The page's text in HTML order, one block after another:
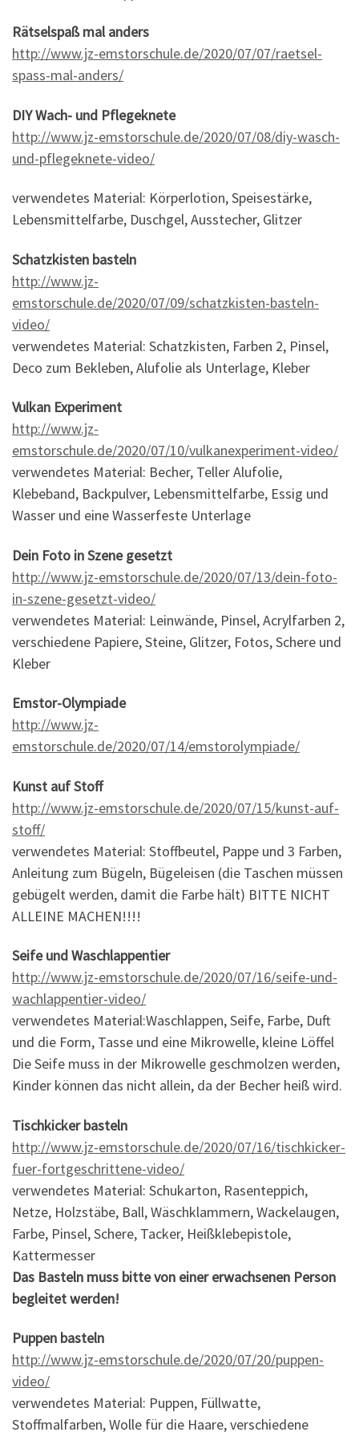
Rätselspaß mal anders
http://www.jz-emstorschule.de/2020/07/07/raetsel-
spass-mal-anders/
DIY Wach- und Pflegeknete
http://www.jz-emstorschule.de/2020/07/08/diy-wasch-
und-pflegeknete-video/
verwendetes Material: Körperlotion, Speisestärke,
Lebensmittelfarbe, Duschgel, Ausstecher, Glitzer
Schatzkisten basteln
http://www.jz-
emstorschule.de/2020/07/09/schatzkisten-basteln-
video/
verwendetes Material: Schatzkisten, Farben 2, Pinsel,
Deco zum Bekleben, Alufolie als Unterlage, Kleber
Vulkan Experiment
http://www.jz-
emstorschule.de/2020/07/10/vulkanexperiment-video/
verwendetes Material: Becher, Teller Alufolie,
Klebeband, Backpulver, Lebensmittelfarbe, Essig und
Wasser und eine Wasserfeste Unterlage
Dein Foto in Szene gesetzt
http://www.jz-emstorschule.de/2020/07/13/dein-foto-
in-szene-gesetzt-video/
verwendetes Material: Leinwände, Pinsel, Acrylfarben 2,
verschiedene Papiere, Steine, Glitzer, Fotos, Schere und
Kleber
Emstor-Olympiade
http://www.jz-
emstorschule.de/2020/07/14/emstorolympiade/
Kunst auf Stoff
http://www.jz-emstorschule.de/2020/07/15/kunst-auf-
stoff/
verwendetes Material: Stoffbeutel, Pappe und 3 Farben,
Anleitung zum Bügeln, Bügeleisen (die Taschen müssen
gebügelt werden, damit die Farbe hält) BITTE NICHT
ALLEINE MACHEN!!!!
Seife und Waschlappentier
http://www.jz-emstorschule.de/2020/07/16/seife-und-
wachlappentier-video/
verwendetes Material:Waschlappen, Seife, Farbe, Duft
und die Form, Tasse und eine Mikrowelle, kleine Löffel
Die Seife muss in der Mikrowelle geschmolzen werden,
Kinder können das nicht allein, da der Becher heiß wird.
Tischkicker basteln
http://www.jz-emstorschule.de/2020/07/16/tischkicker-
fuer-fortgeschrittene-video/
verwendetes Material: Schukarton, Rasenteppich,
Netze, Holzstäbe, Ball, Wäschklammern, Wackelaugen,
Farbe, Pinsel, Schere, Tacker, Heißklebepistole,
Kattermesser
Das Basteln muss bitte von einer erwachsenen Person
begleitet werden!
Puppen basteln
http://www.jz-emstorschule.de/2020/07/20/puppen-
video/
verwendetes Material: Puppen, Füllwatte,
Stoffmalfarben, Wolle für die Haare, verschiedene